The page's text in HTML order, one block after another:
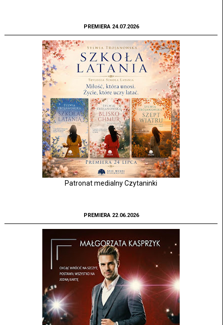
PREMIERA 24.07.2026
Patronat medialny Czytaninki
PREMIERA 22.06.2026